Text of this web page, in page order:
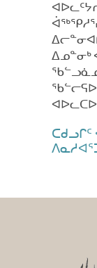
ᐃᓄᓐᓂᒃ
ᑕᑯᓗᒋᑦ